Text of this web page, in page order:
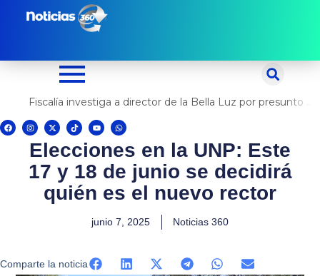
Fiscalía investiga a director de la Bella Luz por presunto abuso contra cantante Naldy Saldaña
F
a
c
I
n
s
t
r
a
X
-
t
w
i
T
i
k
t
o
Y
o
u
t
u
e
W
h
a
t
s
p
p
Elecciones en la UNP: Este
17 y 18 de junio se decidirá
quién es el nuevo rector
junio 7, 2025 Noticias 360
Comparte la noticia